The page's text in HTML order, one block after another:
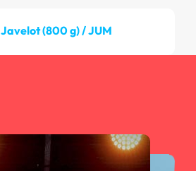
Javelot (800 g) / JUM